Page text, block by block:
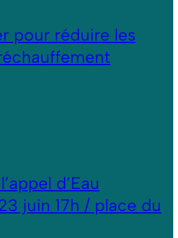
pour réduire les
d’Eau
juin 17h / place du